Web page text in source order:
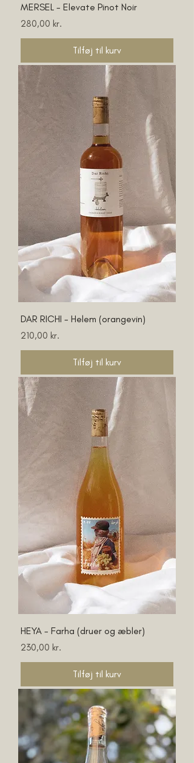
MERSEL - Elevate Pinot Noir
Pris
280,00 kr.
Tilføj til kurv
DAR RICHI - Helem (orangevin)
Pris
210,00 kr.
Tilføj til kurv
HEYA - Farha (druer og æbler)
Pris
230,00 kr.
Tilføj til kurv